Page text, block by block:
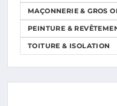
MAÇONNERIE & GROS
PEINTURE &
TOITURE & ISOLATION